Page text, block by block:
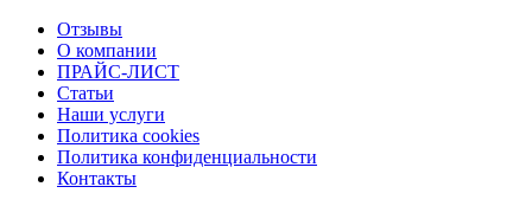
Отзывы
О компании
ПРАЙС-ЛИСТ
Статьи
Наши услуги
Политика cookies
Политика конфиденциальности
Контакты